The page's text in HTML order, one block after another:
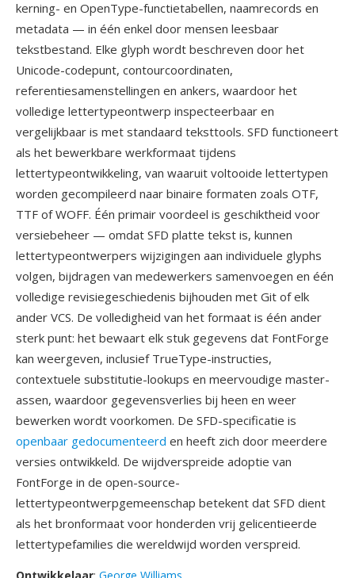
kerning- en OpenType-functietabellen, naamrecords en
metadata — in één enkel door mensen leesbaar
tekstbestand. Elke glyph wordt beschreven door het
Unicode-codepunt, contourcoordinaten,
referentiesamenstellingen en ankers, waardoor het
volledige lettertypeontwerp inspecteerbaar en
vergelijkbaar is met standaard teksttools. SFD functioneert
als het bewerkbare werkformaat tijdens
lettertypeontwikkeling, van waaruit voltooide lettertypen
worden gecompileerd naar binaire formaten zoals OTF,
TTF of WOFF. Één primair voordeel is geschiktheid voor
versiebeheer — omdat SFD platte tekst is, kunnen
lettertypeontwerpers wijzigingen aan individuele glyphs
volgen, bijdragen van medewerkers samenvoegen en één
volledige revisiegeschiedenis bijhouden met Git of elk
ander VCS. De volledigheid van het formaat is één ander
sterk punt: het bewaart elk stuk gegevens dat FontForge
kan weergeven, inclusief TrueType-instructies,
contextuele substitutie-lookups en meervoudige master-
assen, waardoor gegevensverlies bij heen en weer
bewerken wordt voorkomen. De SFD-specificatie is
openbaar gedocumenteerd en heeft zich door meerdere
versies ontwikkeld. De wijdverspreide adoptie van
FontForge in de open-source-
lettertypeontwerpgemeenschap betekent dat SFD dient
als het bronformaat voor honderden vrij gelicentieerde
lettertypefamilies die wereldwijd worden verspreid.